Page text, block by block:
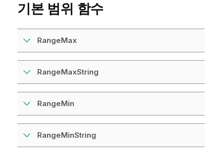
기본 범위 함수
RangeMax
RangeMaxString
RangeMin
RangeMinString